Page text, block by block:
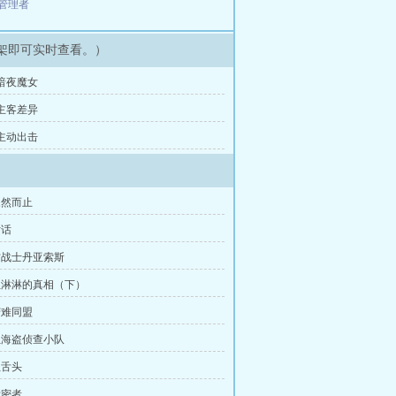
理者
可实时查看。）
夜魔女
客差异
动出击
而止
士丹亚索斯
淋的真相（下）
同盟
盗侦查小队
头